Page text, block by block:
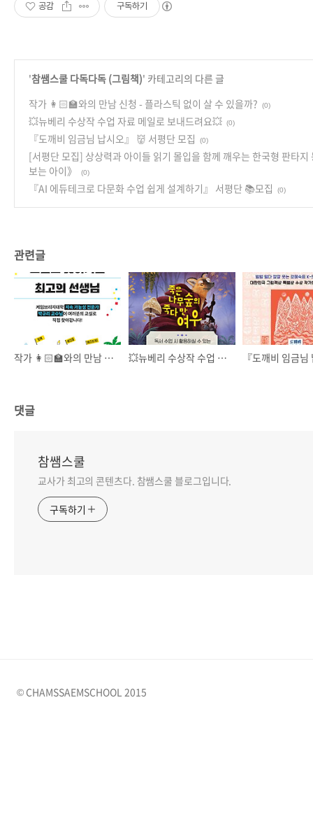
공감 구독하기
'참쌤스쿨 다독다독 (그림책)' 카테고리의 다른 글
작가 👩🏻‍🏫와의 만남 신청 - 플라스틱 없이 살 수 있을까?
(0)
💥뉴베리 수상작 수업 자료 메일로 보내드려요💥 (0)
『도깨비 임금님 납시오』 👹 서평단 모집 (0)
[서평단 모집] 상상력과 아이들 읽기 몰입을 함께 깨우는 한국형 판타
보는 아이》
(0)
『AI 에듀테크로 다문화 수업 쉽게 설계하기』 서평단 📚모집 (0)
관련글
작가 👩🏻‍🏫와의 만남 신청 - 플라스틱 없이 살 수 있을까? 💥뉴베리 수상작 수업 자료 메일로 보내드려요💥
댓글
참쌤스쿨
교사가 최고의 콘텐츠다. 참쌤스쿨 블로그입니다.
구독하기
© CHAMSSAEMSCHOOL 2015